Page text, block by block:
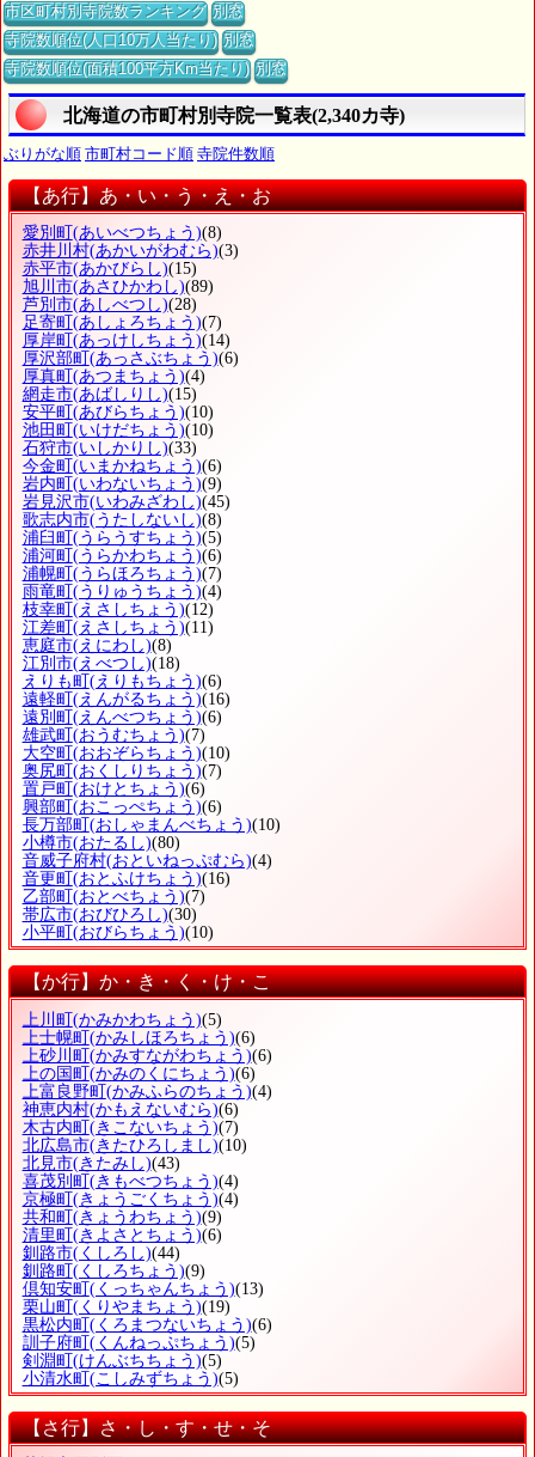
市区町村別寺院数ランキング 別窓
寺院数順位(人口10万人当たり) 別窓
寺院数順位(面積100平方Km当たり) 別窓
北海道の市町村別寺院一覧表(2,340カ寺)
ぶりがな順 市町村コード順 寺院件数順
【あ行】あ・い・う・え・お
愛別町 (あいべつちょう)(8)
赤井川村(あかいがわむら)(3)
赤平市(あかびらし)(15)
旭川市(あさひかわし)(89)
芦別市(あしべつし)(28)
足寄町 (あしょろちょう)(7)
厚岸町 (あっけしちょう)(14)
厚沢部町 (あっさぶちょう)(6)
厚真町 (あつまちょう)(4)
網走市(あばしりし)(15)
安平町 (あびらちょう)(10)
池田町 (いけだちょう)(10)
石狩市(いしかりし)(33)
今金町 (いまかねちょう)(6)
岩内町 (いわないちょう)(9)
岩見沢市(いわみざわし)(45)
歌志内市(うたしないし)(8)
浦臼町 (うらうすちょう)(5)
浦河町 (うらかわちょう)(6)
浦幌町 (うらほろちょう)(7)
雨竜町 (うりゅうちょう)(4)
枝幸町 (えさしちょう)(12)
江差町 (えさしちょう)(11)
恵庭市(えにわし)(8)
江別市(えべつし)(18)
えりも町 (えりもちょう)(6)
遠軽町 (えんがるちょう)(16)
遠別町 (えんべつちょう)(6)
雄武町 (おうむちょう)(7)
大空町 (おおぞらちょう)(10)
奥尻町 (おくしりちょう)(7)
置戸町 (おけとちょう)(6)
興部町 (おこっぺちょう)(6)
長万部町 (おしゃまんべちょう)(10)
小樽市(おたるし)(80)
音威子府村(おといねっぷむら)(4)
音更町 (おとふけちょう)(16)
乙部町 (おとべちょう)(7)
帯広市(おびひろし)(30)
小平町 (おびらちょう)(10)
【か行】か・き・く・け・こ
上川町(かみかわちょう)(5)
上士幌町(かみしほろちょう)(6)
上砂川町(かみすながわちょう)(6)
上の国町(かみのくにちょう)(6)
上富良野町(かみふらのちょう)(4)
神恵内村(かもえないむら)(6)
木古内町(きこないちょう)(7)
北広島市(きたひろしまし)(10)
北見市(きたみし)(43)
喜茂別町(きもべつちょう)(4)
京極町(きょうごくちょう)(4)
共和町(きょうわちょう)(9)
清里町(きよさとちょう)(6)
釧路市(くしろし)(44)
釧路町(くしろちょう)(9)
倶知安町(くっちゃんちょう)(13)
栗山町(くりやまちょう)(19)
黒松内町(くろまつないちょう)(6)
訓子府町(くんねっぷちょう)(5)
剣淵町(けんぶちちょう)(5)
小清水町(こしみずちょう)(5)
【さ行】さ・し・す・せ・そ